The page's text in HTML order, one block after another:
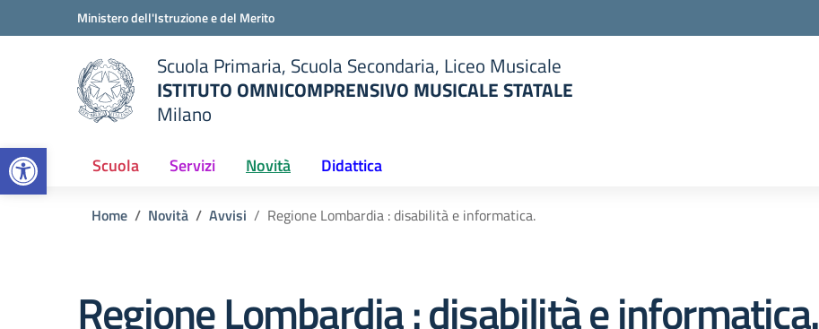
Open toolbar
Vai ai contenuti
Vai al menu di navigazioneMinistero dell'Istruzione e del Merito
scuola
Scuola Primaria, Scuola Secondaria, Liceo Musicale
ISTITUTO OMNICOMPRENSIVO MUSICALE STATALE
Milano
Scuola Servizi Novità Didattica
Home Novità Avvisi Regione Lombardia : disabilità e informatica.
Regione Lombardia : disabilità e informatica.